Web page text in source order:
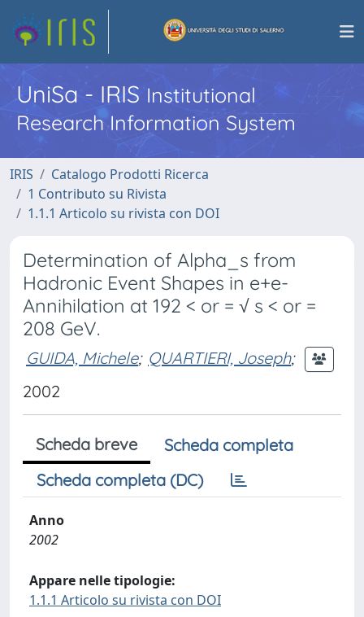
UniSa - IRISInstitutional
Research Information System
IRIS
Catalogo Prodotti Ricerca
1 Contributo su Rivista
1.1.1 Articolo su rivista con DOI
Determination of Alpha_s from
Hadronic Event Shapes in e+e-
Annihilation at 192 < or = √ s < or =
208 GeV.
GUIDA, Michele; QUARTIERI, Joseph;
2002
Scheda breve
Scheda completa
Scheda completa (DC)
Anno
2002
Appare nelle tipologie:
1.1.1 Articolo su rivista con DOI